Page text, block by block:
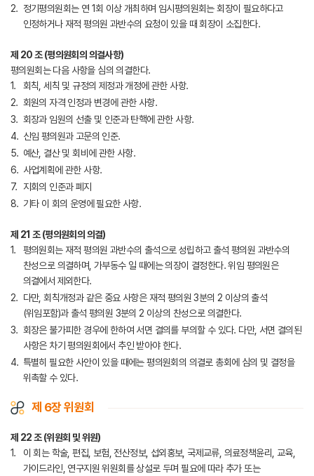
정기평의원회는 연 1회 이상 개최하며 임시평의원회는 회장이 필요하다고
인정하거나 재적 평의원 과반수의 요청이 있을 때 회장이 소집한다.
제 20 조 (평의원회의 의결사항)
평의원회는 다음 사항을 심의 의결한다.
회칙, 세칙 및 규정의 제정과 개정에 관한 사항.
회원의 자격 인정과 변경에 관한 사항.
회장과 임원의 선출 및 인준과 탄핵에 관한 사항.
신임 평의원과 고문의 인준.
예산, 결산 및 회비에 관한 사항.
사업계획에 관한 사항.
지회의 인준과 폐지
기타 이 회의 운영에 필요한 사항.
제 21 조 (평의원회의 의결)
평의원회는 재적 평의원 과반수의 출석으로 성립하고 출석 평의원 과반수의
찬성으로 의결하며, 가부동수 일 때에는 의장이 결정한다. 위임 평의원은
의결에서 제외한다.
다만, 회칙개정과 같은 중요 사항은 재적 평의원 3분의 2 이상의 출석
(위임포함)과 출석 평의원 3분의 2 이상의 찬성으로 의결한다.
회장은 불가피한 경우에 한하여 서면 결의를 부의할 수 있다. 다만, 서면 결의된
사항은 차기 평의원회에서 추인 받아야 한다.
특별히 필요한 사안이 있을 때에는 평의원회의 의결로 총회에 심의 및 결정을
위촉할 수 있다.
제 6장 위원회
제 22 조 (위원회 및 위원)
이 회는 학술, 편집, 보험, 전산정보, 섭외홍보, 국제교류, 의료정책윤리, 교육,
가이드라인, 연구지원 위원회를 상설로 두며 필요에 따라 추가 또는